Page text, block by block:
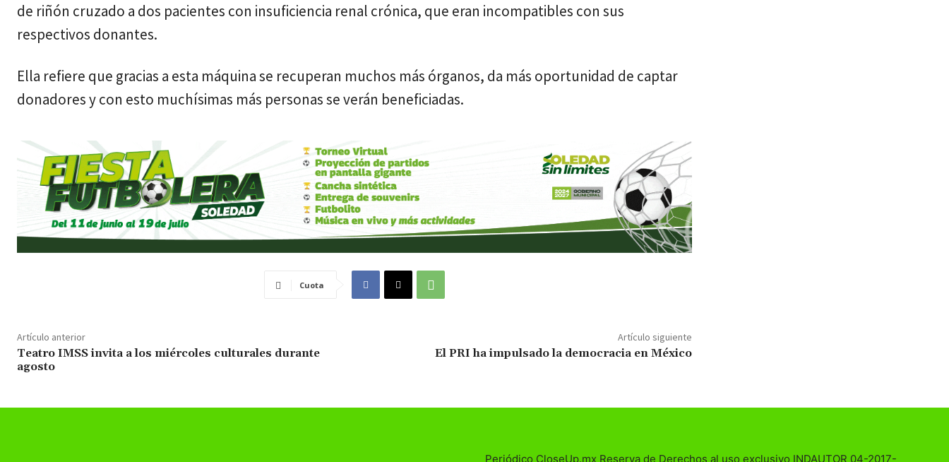
de riñón cruzado a dos pacientes con insuficiencia renal crónica, que eran incompatibles con sus
respectivos donantes.
Ella refiere que gracias a esta máquina se recuperan muchos más órganos, da más oportunidad de captar
donadores y con esto muchísimas más personas se verán beneficiadas.
Cuota
Artículo anterior
Teatro IMSS invita a los miércoles culturales durante
agosto
Artículo siguiente
El PRI ha impulsado la democracia en México
Periódico CloseUp.mx Reserva de Derechos al uso exclusivo INDAUTOR 04-2017-